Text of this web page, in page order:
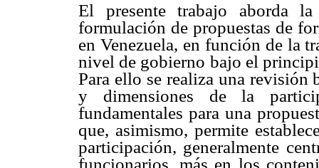
El presente trabajo aborda
formulación de propuestas de
en Venezuela, en función de la
nivel de gobierno bajo el
Para ello se realiza una
y dimensiones de la
fundamentales para una
que, asimismo, permite
participación, generalmente